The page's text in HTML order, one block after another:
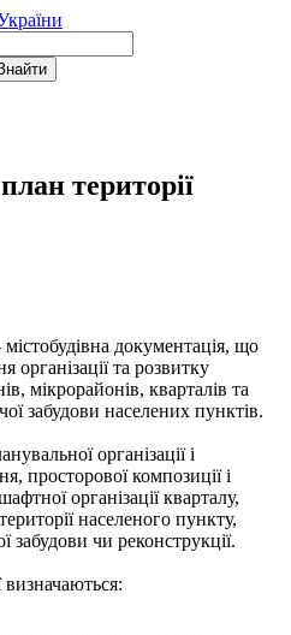
території
документація, що
організації та розвитку
мікрорайонів, кварталів та
забудови населених пунктів.
організації і
просторової композиції і
організації кварталу,
населеного пункту,
забудови чи реконструкції.